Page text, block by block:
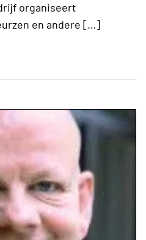
organiseert
en andere […]